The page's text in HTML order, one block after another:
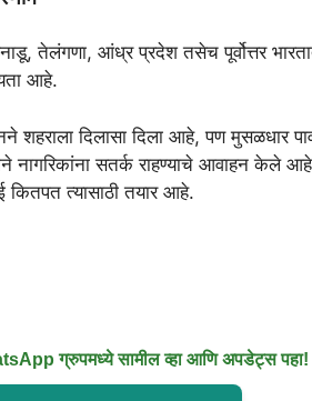
तेलंगणा, आंध्र प्रदेश तसेच पूर्वोत्तर
आहे.
शहराला दिलासा दिला आहे, पण मुसळधार
नागरिकांना सतर्क राहण्याचे आवाहन केले
कितपत त्यासाठी तयार आहे.
ग्रुपमध्ये सामील व्हा आणि अपडेट्स पहा!